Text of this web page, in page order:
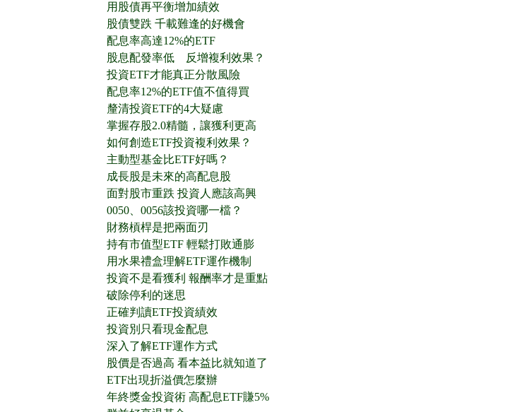
用股債再平衡增加績效
股債雙跌 千載難逢的好機會
配息率高達12%的ETF
股息配發率低 反增複利效果？
投資ETF才能真正分散風險
配息率12%的ETF值不值得買
釐清投資ETF的4大疑慮
掌握存股2.0精髓，讓獲利更高
如何創造ETF投資複利效果？
主動型基金比ETF好嗎？
成長股是未來的高配息股
面對股市重跌 投資人應該高興
0050、0056該投資哪一檔？
財務槓桿是把兩面刃
持有市值型ETF 輕鬆打敗通膨
用水果禮盒理解ETF運作機制
投資不是看獲利 報酬率才是重點
破除停利的迷思
正確判讀ETF投資績效
投資別只看現金配息
深入了解ETF運作方式
股價是否過高 看本益比就知道了
ETF出現折溢價怎麼辦
年終獎金投資術 高配息ETF賺5%